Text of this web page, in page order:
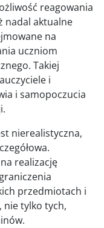
reagowania
nadal aktualne
na
uczniom
Takiej
i
i samopoczucia
nierealistyczna,
realizację
przedmiotach i
nie tylko tych,